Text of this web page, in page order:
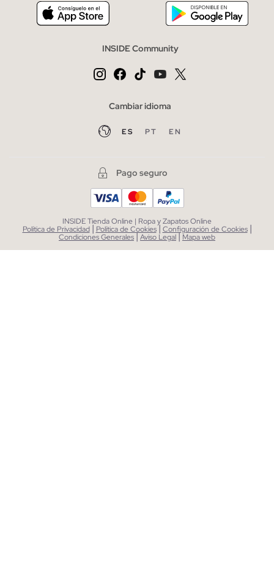
INSIDE Community
Cambiar idioma
ES PT EN
Pago seguro
INSIDE Tienda Online | Ropa y Zapatos Online
Política de Privacidad | Política de Cookies| Configuración de Cookies |
Condiciones Generales|Aviso Legal| Mapa web